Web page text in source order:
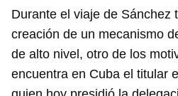
Durante el viaje de Sánchez
creación de un mecanismo
de alto nivel, otro de los
encuentra en Cuba el titular